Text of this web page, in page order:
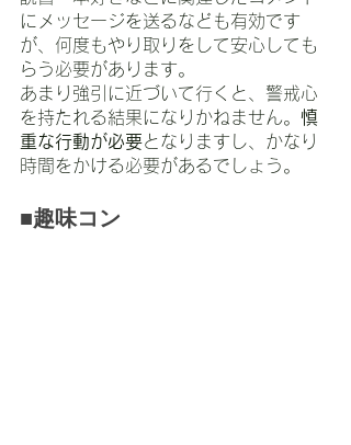
にメッセージを送るなども有効です
が、何度もやり取りをして安心しても
らう必要があります。
あまり強引に近づいて行くと、警戒心
を持たれる結果になりかねません。 慎
重な行動が必要となりますし、かなり
時間をかける必要があるでしょう。
■趣味コン